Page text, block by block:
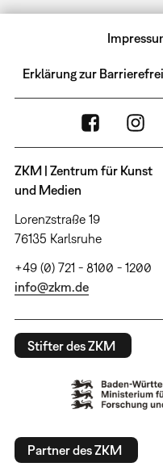
Erklärung zur
ZKM | Zentrum für Kunst
und Medien
Lorenzstraße 19
76135 Karlsruhe
+49 (0) 721 - 8100 - 1200
info@zkm.de
Stifter des ZKM
Partner des ZKM